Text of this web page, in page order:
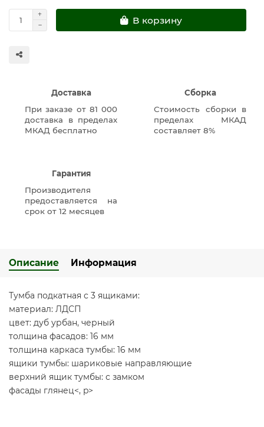
В корзину
Доставка
При заказе от 81 000
доставка в пределах
МКАД бесплатно
Сборка
Стоимость сборки в
пределах МКАД
составляет 8%
Гарантия
Производителя
предоставляется на
срок от 12 месяцев
Описание Информация
Тумба подкатная с 3 ящиками:
материал: ЛДСП
цвет: дуб урбан, черный
толщина фасадов: 16 мм
толщина каркаса тумбы: 16 мм
ящики тумбы: шариковые направляющие
верхний ящик тумбы: с замком
фасады глянец<, p>